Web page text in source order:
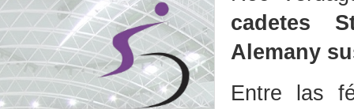
cadetes
Alemany
Entre las